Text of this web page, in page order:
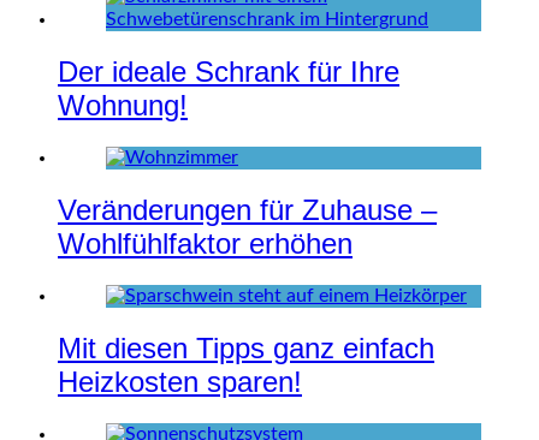
Der ideale Schrank für Ihre
Wohnung!
Veränderungen für Zuhause –
Wohlfühlfaktor erhöhen
Mit diesen Tipps ganz einfach
Heizkosten sparen!